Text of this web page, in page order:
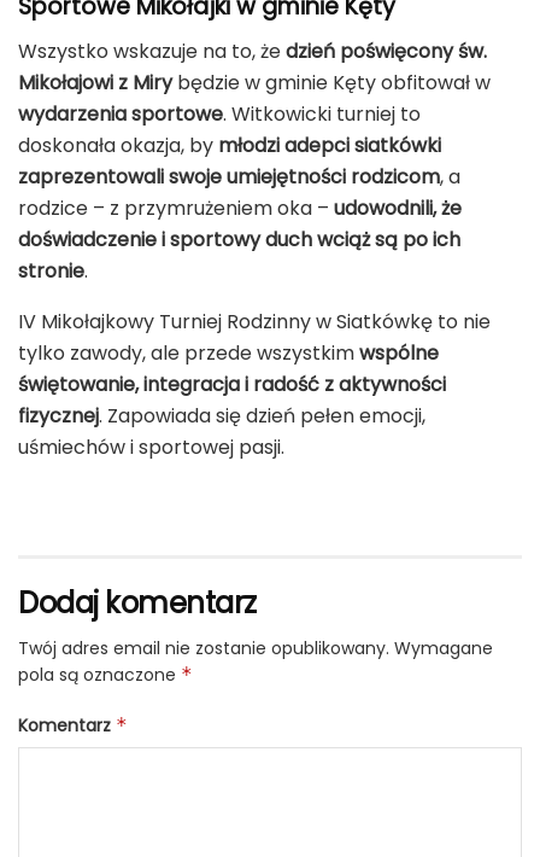
Sportowe Mikołajki w gminie Kęty
Wszystko wskazuje na to, żedzień poświęcony św.
Mikołajowi z Mirybędzie w gminie Kęty obfitował w
wydarzenia sportowe. Witkowicki turniej to
doskonała okazja, by młodzi adepci siatkówki
zaprezentowali swoje umiejętności rodzicom, a
rodzice – z przymrużeniem oka – udowodnili, że
doświadczenie i sportowy duch wciąż są po ich
stronie.
IV Mikołajkowy Turniej Rodzinny w Siatkówkę to nie
tylko zawody, ale przede wszystkimwspólne
świętowanie, integracja i radość z aktywności
fizycznej. Zapowiada się dzień pełen emocji,
uśmiechów i sportowej pasji.
Dodaj komentarz
Twój adres email nie zostanie opublikowany. Wymagane
pola są oznaczone *
Komentarz *